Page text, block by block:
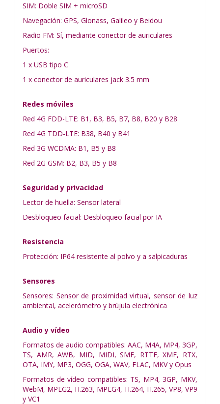
SIM: Doble SIM + microSD
Navegación: GPS, Glonass, Galileo y Beidou
Radio FM: Sí, mediante conector de auriculares
Puertos:
1 x USB tipo C
1 x conector de auriculares jack 3.5 mm
Redes móviles
Red 4G FDD-LTE: B1, B3, B5, B7, B8, B20 y B28
Red 4G TDD-LTE: B38, B40 y B41
Red 3G WCDMA: B1, B5 y B8
Red 2G GSM: B2, B3, B5 y B8
Seguridad y privacidad
Lector de huella: Sensor lateral
Desbloqueo facial: Desbloqueo facial por IA
Resistencia
Protección: IP64 resistente al polvo y a salpicaduras
Sensores
Sensores: Sensor de proximidad virtual, sensor de luz
ambiental, acelerómetro y brújula electrónica
Audio y vídeo
Formatos de audio compatibles: AAC, M4A, MP4, 3GP,
TS, AMR, AWB, MID, MIDI, SMF, RTTF, XMF, RTX,
OTA, IMY, MP3, OGG, OGA, WAV, FLAC, MKV y Opus
Formatos de vídeo compatibles: TS, MP4, 3GP, MKV,
WebM, MPEG2, H.263, MPEG4, H.264, H.265, VP8, VP9
y VC1